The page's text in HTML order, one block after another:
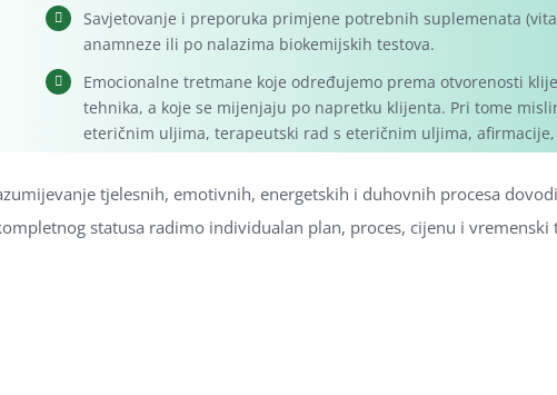
Savjetovanje i preporuka primjene potrebnih suplemenata
anamneze ili po nalazima biokemijskih testova.
Emocionalne tretmane koje određujemo prema otvorenosti
tehnika, a koje se mijenjaju po napretku klijenta. Pri tome
eteričnim uljima, terapeutski rad s eteričnim uljima,
tjelesnih, emotivnih, energetskih i duhovnih procesa
statusa radimo individualan plan, proces, cijenu i vremenski